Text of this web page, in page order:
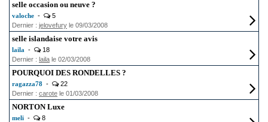
selle occasion ou neuve ?
valoche -
5
Dernier : jelovefury le 09/03/2008
selle islandaise votre avis
laila -
18
Dernier : laila le 02/03/2008
POURQUOI DES RONDELLES ?
ragazza78 -
22
Dernier : carote le 01/03/2008
NORTON Luxe
meli -
8